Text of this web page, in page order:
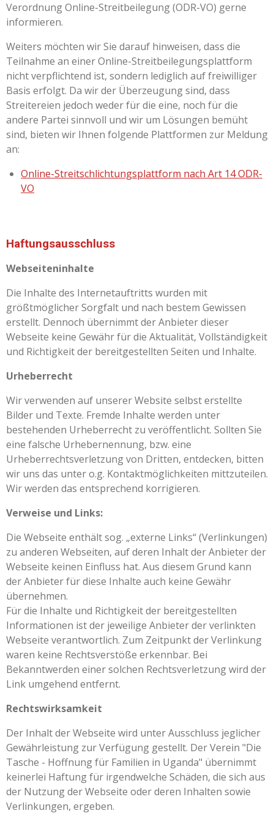
Verordnung Online-Streitbeilegung (ODR-VO) gerne
informieren.
Weiters möchten wir Sie darauf hinweisen, dass die
Teilnahme an einer Online-Streitbeilegungsplattform
nicht verpflichtend ist, sondern lediglich auf freiwilliger
Basis erfolgt. Da wir der Überzeugung sind, dass
Streitereien jedoch weder für die eine, noch für die
andere Partei sinnvoll und wir um Lösungen bemüht
sind, bieten wir Ihnen folgende Plattformen zur Meldung
an:
Online-Streitschlichtungsplattform nach Art 14 ODR-
VO
Haftungsausschluss
Webseiteninhalte
Die Inhalte des Internetauftritts wurden mit
größtmöglicher Sorgfalt und nach bestem Gewissen
erstellt. Dennoch übernimmt der Anbieter dieser
Webseite keine Gewähr für die Aktualität, Vollständigkeit
und Richtigkeit der bereitgestellten Seiten und Inhalte.
Urheberrecht
Wir verwenden auf unserer Website selbst erstellte
Bilder und Texte. Fremde Inhalte werden unter
bestehenden Urheberrecht zu veröffentlicht. Sollten Sie
eine falsche Urhebernennung, bzw. eine
Urheberrechtsverletzung von Dritten, entdecken, bitten
wir uns das unter o.g. Kontaktmöglichkeiten mittzuteilen.
Wir werden das entsprechend korrigieren.
Verweise und Links:
Die Webseite enthält sog. „externe Links“ (Verlinkungen)
zu anderen Webseiten, auf deren Inhalt der Anbieter der
Webseite keinen Einfluss hat. Aus diesem Grund kann
der Anbieter für diese Inhalte auch keine Gewähr
übernehmen.
Für die Inhalte und Richtigkeit der bereitgestellten
Informationen ist der jeweilige Anbieter der verlinkten
Webseite verantwortlich. Zum Zeitpunkt der Verlinkung
waren keine Rechtsverstöße erkennbar. Bei
Bekanntwerden einer solchen Rechtsverletzung wird der
Link umgehend entfernt.
Rechtswirksamkeit
Der Inhalt der Webseite wird unter Ausschluss jeglicher
Gewährleistung zur Verfügung gestellt. Der Verein "Die
Tasche - Hoffnung für Familien in Uganda" übernimmt
keinerlei Haftung für irgendwelche Schäden, die sich aus
der Nutzung der Webseite oder deren Inhalten sowie
Verlinkungen, ergeben.